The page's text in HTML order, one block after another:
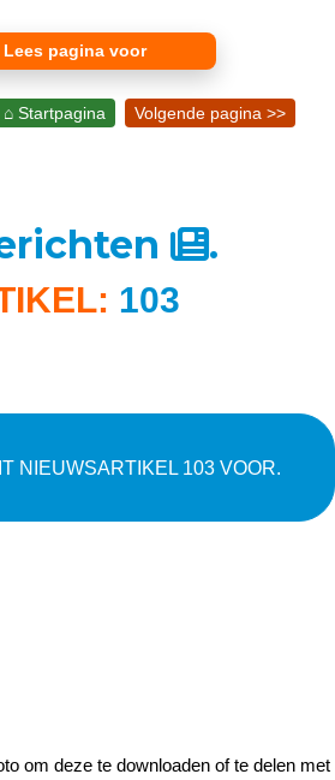
pagina voor
⌂ Startpagina Volgende pagina >>
.
103
NIEUWSARTIKEL 103 VOOR.
om deze te downloaden of te delen met